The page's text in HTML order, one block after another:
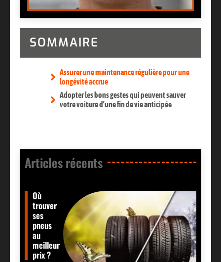
SOMMAIRE
Assurer une maintenance régulière pour une
longévité accrue
Adopter les bons gestes qui peuvent sauver
votre voiture d’une fin de vie anticipée
Articles récents​
Où
trouver
ses
pneus
au
meilleur
prix ?